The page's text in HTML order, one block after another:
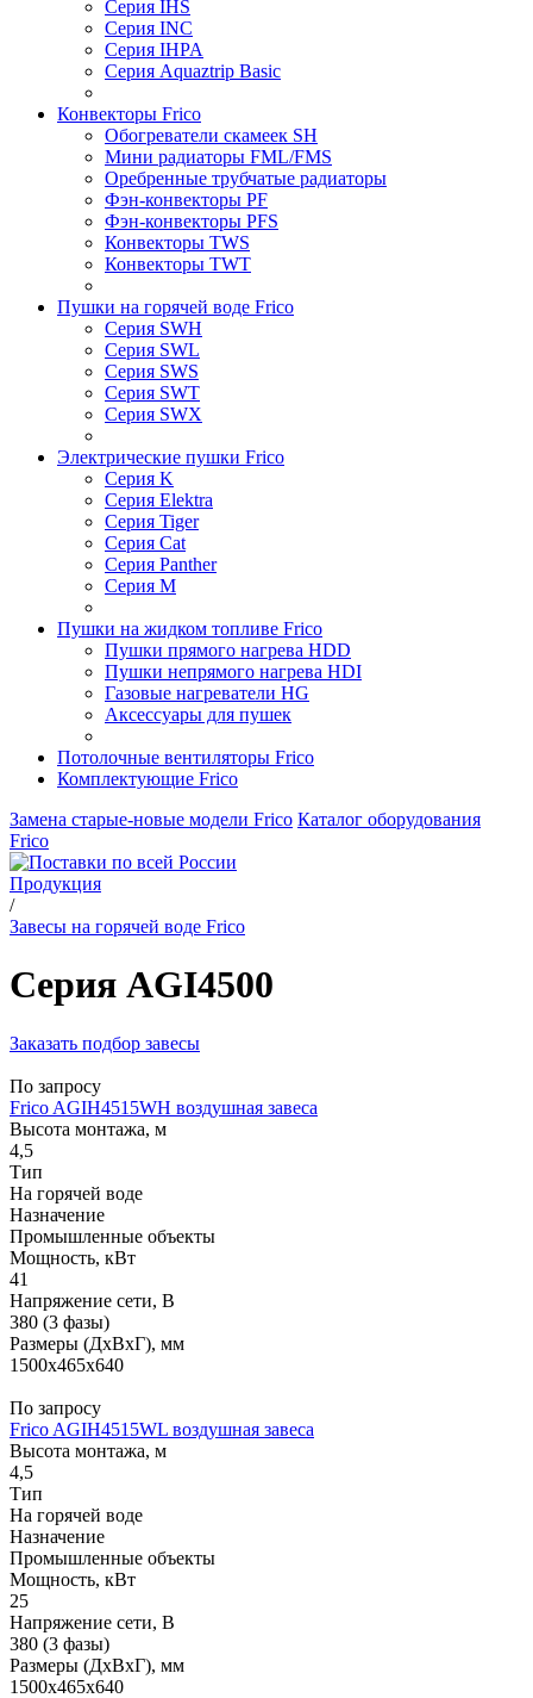
Серия IHS
Серия INC
Серия IHPA
Серия Aquaztrip Basic
Конвекторы Frico
Обогреватели скамеек SH
Мини радиаторы FML/FMS
Оребренные трубчатые радиаторы
Фэн-конвекторы PF
Фэн-конвекторы PFS
Конвекторы TWS
Конвекторы TWT
Пушки на горячей воде Frico
Серия SWH
Серия SWL
Серия SWS
Серия SWT
Серия SWX
Электрические пушки Frico
Серия K
Серия Elektra
Серия Tiger
Серия Cat
Серия Panther
Серия M
Пушки на жидком топливе Frico
Пушки прямого нагрева HDD
Пушки непрямого нагрева HDI
Газовые нагреватели HG
Аксессуары для пушек
Потолочные вентиляторы Frico
Комплектующие Frico
Замена старые-новые модели Frico Каталог оборудования
Frico
Продукция
/
Завесы на горячей воде Frico
Серия AGI4500
Заказать подбор завесы
По запросу
Frico AGIH4515WH воздушная завеса
Высота монтажа, м
4,5
Тип
На горячей воде
Назначение
Промышленные объекты
Мощность, кВт
41
Напряжение сети, В
380 (3 фазы)
Размеры (ДхВхГ), мм
1500x465x640
По запросу
Frico AGIH4515WL воздушная завеса
Высота монтажа, м
4,5
Тип
На горячей воде
Назначение
Промышленные объекты
Мощность, кВт
25
Напряжение сети, В
380 (3 фазы)
Размеры (ДхВхГ), мм
1500x465x640